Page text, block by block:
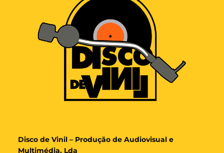
Disco de Vinil – Produção de Audiovisual e
Multimédia, Lda